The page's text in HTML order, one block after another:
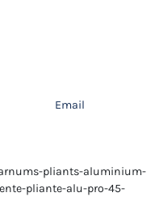
Email
pliants-aluminium-
pliante-alu-pro-45-